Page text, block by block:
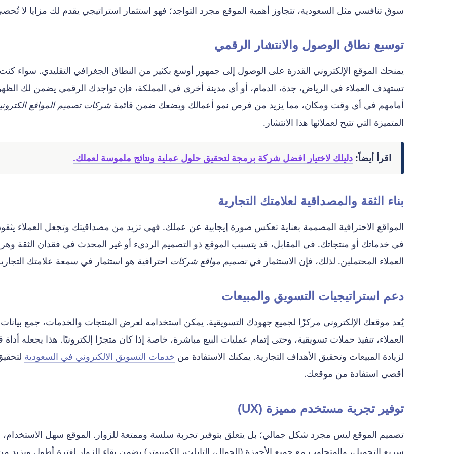
سوق تنافسي مثل السعودية، تتجاوز أهمية الموقع مجرد التواجد؛ فهو استثمار استراتيجي يقدم لك مزايا لا
توسيع نطاق الوصول والانتشار الرقمي
يمنحك الموقع الإلكتروني القدرة على الوصول إلى جمهور أوسع بكثير من النطاق الجغرافي التقليدي. سواء كنت
تستهدف العملاء في الرياض، جدة، الدمام، أو أي مدينة أخرى في المملكة، فإن تواجدك الرقمي يضمن لك
أمامهم في أي وقت ومكان، مما يزيد من فرص نمو أعمالك ويضعك ضمن قائمة شركات تصميم المواقع
المتميزة التي تتيح لعملائها هذا الانتشار.
اقرأ أيضاً: دليلك لاختيار افضل شركة برمجة لتحقيق حلول عملية ونتائج ملموسة لعملك.
بناء الثقة والمصداقية لعلامتك التجارية
المواقع الاحترافية المصممة بعناية تعكس صورة إيجابية عن عملك. فهي تزيد من مصداقيتك وتجعل العملاء
في خدماتك أو منتجاتك. في المقابل، قد يتسبب الموقع ذو التصميم الرديء أو غير المحدث في فقدان الثقة
العملاء المحتملين. لذلك، فإن الاستثمار فيتصميم مواقع شركات احترافية هو استثمار في سمعة علامتك
دعم استراتيجيات التسويق والمبيعات
يُعد موقعك الإلكتروني مركزًا لجميع جهودك التسويقية. يمكن استخدامه لعرض المنتجات والخدمات، جمع بيانات
العملاء، تنفيذ حملات تسويقية، وحتى إتمام عمليات البيع مباشرة، خاصة إذا كان متجرًا إلكترونيًا. هذا يجعله أداة
لزيادة المبيعات وتحقيق الأهداف التجارية. يمكنك الاستفادة من خدمات التسويق الالكتروني في السعودية
أقصى استفادة من موقعك.
توفير تجربة مستخدم مميزة (UX)
تصميم الموقع ليس مجرد شكل جمالي؛ بل يتعلق بتوفير تجربة سلسة وممتعة للزوار. الموقع سهل الاستخدام،
سريع التحميل، والمتجاوب مع جميع الأجهزة (الجوال، التابلت، الكمبيوتر) يضمن بقاء الزوار لفترة أطول ويزيد